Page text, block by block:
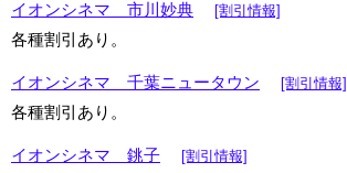
イオンシネマ 市川妙典 [割引情報]
各種割引あり。
イオンシネマ 千葉ニュータウン [割引情報]
各種割引あり。
イオンシネマ 銚子 [割引情報]